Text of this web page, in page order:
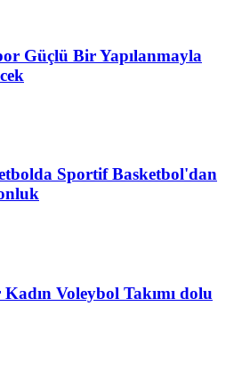
Güçlü Bir Yapılanmayla
Sportif Basketbol'dan
Voleybol Takımı dolu